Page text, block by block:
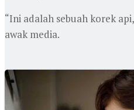
“Ini adalah sebuah korek
awak media.